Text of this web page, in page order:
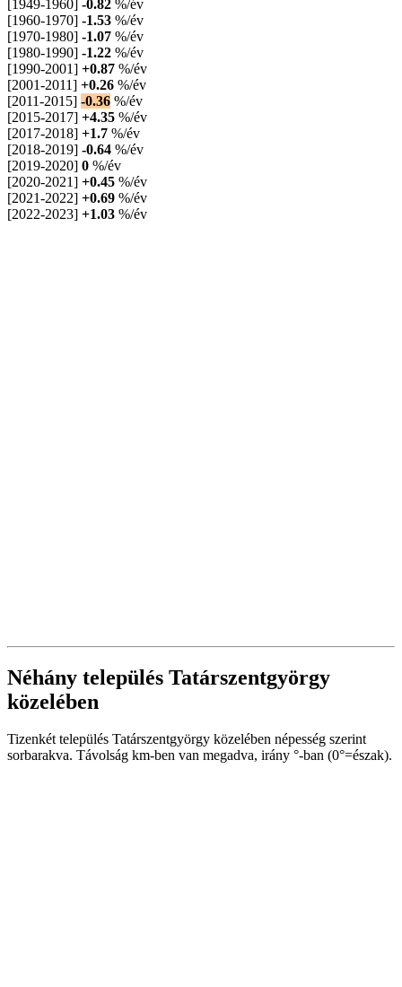
[1949-1960] -0.82 %/év
[1960-1970] -1.53 %/év
[1970-1980] -1.07 %/év
[1980-1990] -1.22 %/év
[1990-2001] +0.87 %/év
[2001-2011] +0.26 %/év
[2011-2015] -0.36 %/év
[2015-2017] +4.35 %/év
[2017-2018] +1.7 %/év
[2018-2019] -0.64 %/év
[2019-2020] 0 %/év
[2020-2021] +0.45 %/év
[2021-2022] +0.69 %/év
[2022-2023] +1.03 %/év
Néhány település Tatárszentgyörgy
közelében
Tizenkét település Tatárszentgyörgy közelében népesség szerint
sorbarakva. Távolság km-ben van megadva, irány °-ban (0°=észak).